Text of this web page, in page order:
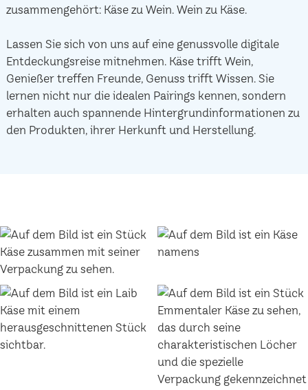
zusammengehört: Käse zu Wein. Wein zu Käse.
Lassen Sie sich von uns auf eine genussvolle digitale
Entdeckungsreise mitnehmen. Käse trifft Wein,
Genießer treffen Freunde, Genuss trifft Wissen. Sie
lernen nicht nur die idealen Pairings kennen, sondern
erhalten auch spannende Hintergrundinformationen zu
den Produkten, ihrer Herkunft und Herstellung.